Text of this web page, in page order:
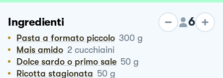
Ingredienti 6
Pasta a formato piccolo 300 g
Mais amido 2 cucchiaini
Dolce sardo o primo sale 50 g
Ricotta stagionata 50 g